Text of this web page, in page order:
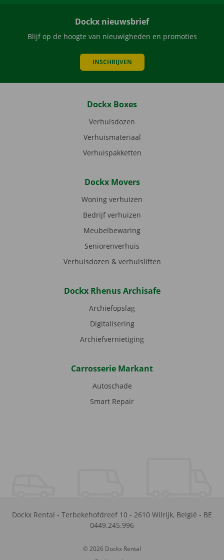
Dockx nieuwsbrief
Blijf op de hoogte van nieuwigheden en promoties
INSCHRIJVEN
Dockx Boxes
Verhuisdozen
Verhuismateriaal
Verhuispakketten
Dockx Movers
Woning verhuizen
Bedrijf verhuizen
Meubelbewaring
Seniorenverhuis
Verhuisdozen & verhuisliften
Dockx Rhenus Archisafe
Archiefopslag
Digitalisering
Archiefvernietiging
Carrosserie Markant
Autoschade
Smart Repair
Dockx Rental - Terbekehofdreef 10 - 2610 Wilrijk, België - BE
0449.245.996
© 2026 Dockx Rental